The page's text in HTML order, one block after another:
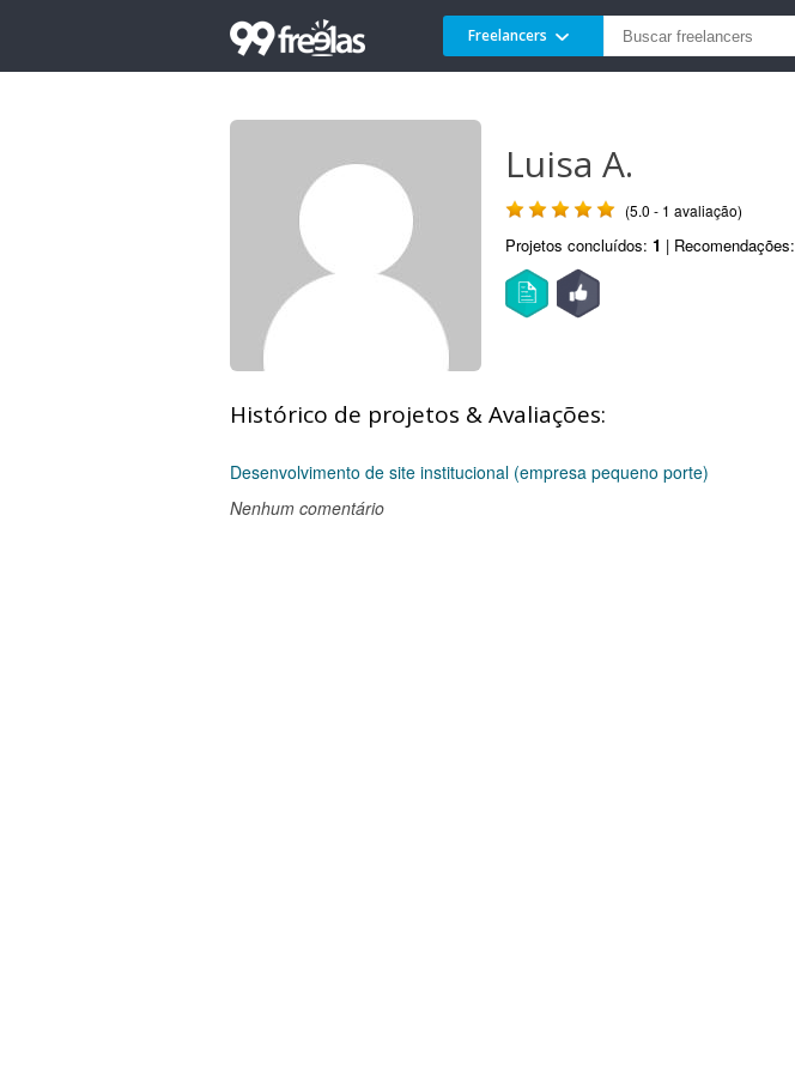
Freelancers
Luisa A.
(5.0 - 1 avaliação)
Projetos concluídos: 1 | Recomendações:
Histórico de projetos & Avaliações:
Desenvolvimento de site institucional (empresa pequeno porte)
Nenhum comentário